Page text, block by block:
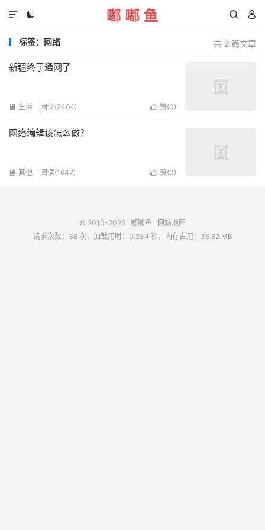
  

共 2 篇文章
标签：网络
新疆终于通网了
 赞(0)
 生活 阅读(2464)
网络编辑该怎么做？
 赞(0)
 其他 阅读(1647)
© 2010-2026 嘟嘟鱼
网站地图
请求次数：38 次，加载用时：0.234 秒，内存占用：36.82 MB